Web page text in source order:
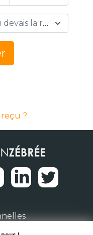
Ta situation actuelle, si tu devais la résumer en 1 mot… *
?